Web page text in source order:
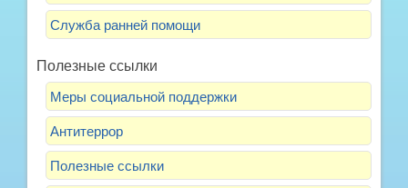
Служба ранней помощи
Полезные ссылки
Меры социальной поддержки
Антитеррор
Полезные ссылки